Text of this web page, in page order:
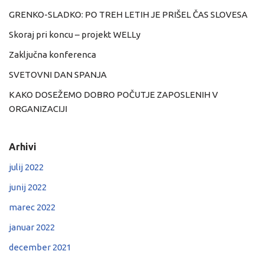
GRENKO-SLADKO: PO TREH LETIH JE PRIŠEL ČAS SLOVESA
Skoraj pri koncu – projekt WELLy
Zaključna konferenca
SVETOVNI DAN SPANJA
KAKO DOSEŽEMO DOBRO POČUTJE ZAPOSLENIH V
ORGANIZACIJI
Arhivi
julij 2022
junij 2022
marec 2022
januar 2022
december 2021